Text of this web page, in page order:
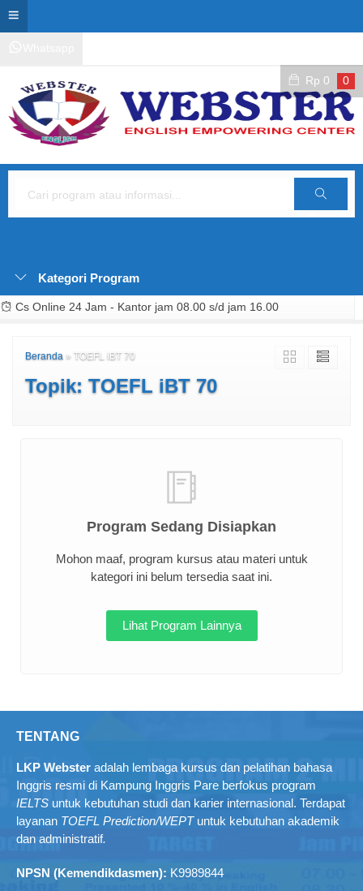
Rp 0 0
Cari
Kategori Program
Cs Online 24 Jam - Kantor jam 08.00 s/d jam 16.00
Beranda » TOEFL iBT 70
Topik: TOEFL iBT 70
Program Sedang Disiapkan
Mohon maaf, program kursus atau materi untuk
kategori ini belum tersedia saat ini.
Lihat Program Lainnya
TENTANG
LKP Webster adalah lembaga kursus dan pelatihan bahasa
Inggris resmi di Kampung Inggris Pare berfokus program
IELTS untuk kebutuhan studi dan karier internasional. Terdapat
layanan TOEFL Prediction/WEPTuntuk kebutuhan akademik
dan administratif.
NPSN (Kemendikdasmen): K9989844